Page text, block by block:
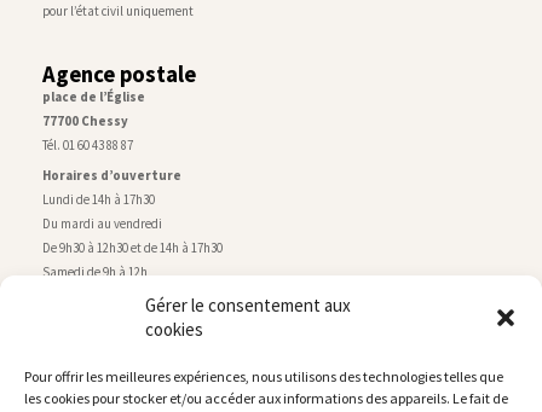
Gérer le consentement aux
cookies
Pour offrir les meilleures expériences, nous utilisons des technologies telles que
les cookies pour stocker et/ou accéder aux informations des appareils. Le fait de
pour l’état civil uniquement
Agence postale
place de l’Église
77700 Chessy
Tél. 01 60 43 88 87
Horaires d’ouverture
Lundi de 14h à 17h30
Du mardi au vendredi
De 9h30 à 12h30 et de 14h à 17h30
Samedi de 9h à 12h
Service technique
rue de Montry–77700 Chessy
Tél. 01 60 43 52 63